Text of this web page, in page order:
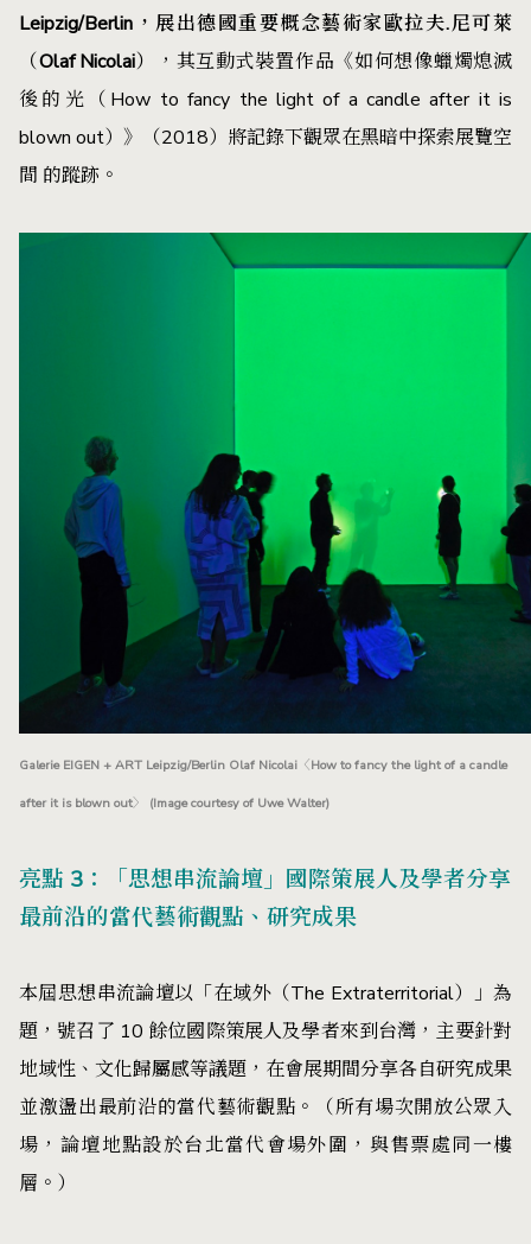
Leipzig/Berlin，展出德國重要概念藝術家歐拉夫.尼可萊
（Olaf Nicolai）
，其互動式裝置作品《如何想像蠟燭熄滅
後的光（How to fancy the light of a candle after it is
blown out）》（2018）將記錄下觀眾在黑暗中探索展覽空
間 的蹤跡。
Galerie EIGEN + ART Leipzig/Berlin Olaf Nicolai〈How to fancy the light of a candle
after it is blown out〉 (Image courtesy of Uwe Walter)
亮點 3：「思想串流論壇」國際策展人及學者分享
最前沿的當代藝術觀點、研究成果
本屆思想串流論壇以「在域外（The Extraterritorial）」為
題，號召了 10 餘位國際策展人及學者來到台灣，主要針對
地域性、文化歸屬感等議題，在會展期間分享各自研究成果
並激盪出最前沿的當代藝術觀點。（所有場次開放公眾入
場，論壇地點設於台北當代會場外圍，與售票處同一樓
層。）